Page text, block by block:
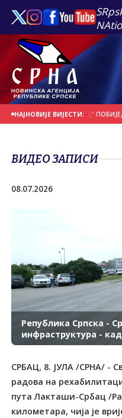
НАЈНОВИЈЕ ВИЈЕСТИ:
ДАН "БОРАЦ"
ВИДЕО ЗАПИСИ
08.07.2026
Република Српска -
инфраструктура -
СРБАЦ, 8. ЈУЛА /СРНА/ -
радова на
пута Лакташи-Србац /
километара, чија је